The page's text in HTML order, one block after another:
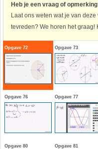
Heb je een vraag of
Laat ons weten wat je van
tevreden? We horen het graag!
Opgave 72 Opgave 73
Opgave 76 Opgave 77
Opgave 80 Opgave 81
Havo
HAVO 4A - Hoofdstuk 5 -
HAVO 4B - Hoofdstuk 4 -
HAVO 4B - Hoofdstuk 5 -
en logaritmen
HAVO 4B - Hoofdstuk 6 -
9. Het getal van Euler
10. Inhoud bol
11. Inhoud cilinder
12. Inhoud kegel
13. Inhoud piramide
14. Inhoud prisma